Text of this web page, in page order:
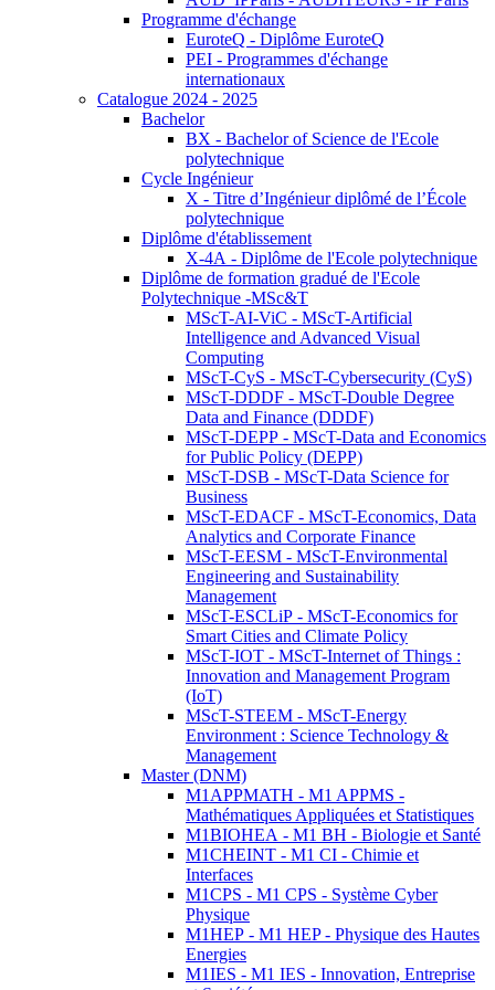
Programme d'échange
EuroteQ - Diplôme EuroteQ
PEI - Programmes d'échange
internationaux
Catalogue 2024 - 2025
Bachelor
BX - Bachelor of Science de l'Ecole
polytechnique
Cycle Ingénieur
X - Titre d’Ingénieur diplômé de l’École
polytechnique
Diplôme d'établissement
X-4A - Diplôme de l'Ecole polytechnique
Diplôme de formation gradué de l'Ecole
Polytechnique -MSc&T
MScT-AI-ViC - MScT-Artificial
Intelligence and Advanced Visual
Computing
MScT-CyS - MScT-Cybersecurity (CyS)
MScT-DDDF - MScT-Double Degree
Data and Finance (DDDF)
MScT-DEPP - MScT-Data and Economics
for Public Policy (DEPP)
MScT-DSB - MScT-Data Science for
Business
MScT-EDACF - MScT-Economics, Data
Analytics and Corporate Finance
MScT-EESM - MScT-Environmental
Engineering and Sustainability
Management
MScT-ESCLiP - MScT-Economics for
Smart Cities and Climate Policy
MScT-IOT - MScT-Internet of Things :
Innovation and Management Program
(IoT)
MScT-STEEM - MScT-Energy
Environment : Science Technology &
Management
Master (DNM)
M1APPMATH - M1 APPMS -
Mathématiques Appliquées et Statistiques
M1BIOHEA - M1 BH - Biologie et Santé
M1CHEINT - M1 CI - Chimie et
Interfaces
M1CPS - M1 CPS - Système Cyber
Physique
M1HEP - M1 HEP - Physique des Hautes
Energies
M1IES - M1 IES - Innovation, Entreprise